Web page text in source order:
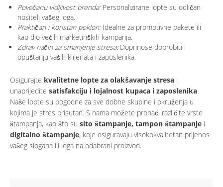
Povećanu vidljivost brenda:Personalizirane lopte su odličan
nositelj vašeg loga.
Praktičan i koristan poklon:Idealne za promotivne pakete ili
kao dio većih marketinških kampanja.
Zdrav način za smanjenje stresa:Doprinose dobrobiti i
opuštanju vaših klijenata i zaposlenika.
Osigurajte kvalitetne lopte za olakšavanje stresa i
unaprijedite satisfakciju i lojalnost kupaca i zaposlenika.
Naše lopte su pogodne za sve dobne skupine i okruženja u
kojima je stres prisutan. S nama možete pronaći različite vrste
štampanja, kao što su sito štampanje, tampon štampanje i
digitalno štampanje, koje osiguravaju visokokvalitetan prijenos
vašeg slogana ili loga na odabrani proizvod.